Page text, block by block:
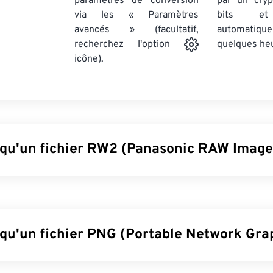
via les « Paramètres
avancés » (facultatif,
recherchez l'option
icône).
bits et
quelques
fichier RW2 (Panasonic RAW
RW2.fichier PNG (Portable Network